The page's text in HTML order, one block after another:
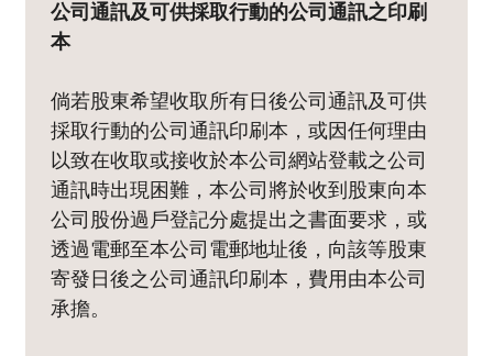
公司通訊及可供採取行動的公司通訊之印刷
本
倘若股東希望收取所有日後公司通訊及可供
採取行動的公司通訊印刷本，或因任何理由
以致在收取或接收於本公司網站登載之公司
通訊時出現困難，本公司將於收到股東向本
公司股份過戶登記分處提出之書面要求，或
透過電郵至本公司電郵地址後，向該等股東
寄發日後之公司通訊印刷本，費用由本公司
承擔。